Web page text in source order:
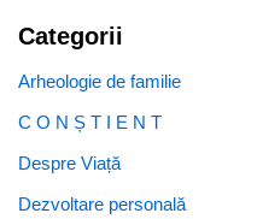
Categorii
Arheologie de familie
C O N Ș T I E N T
Despre Viață
Dezvoltare personală